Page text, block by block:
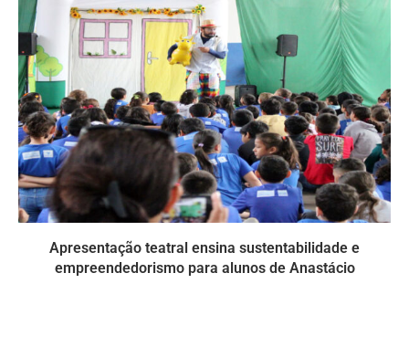
Apresentação teatral ensina sustentabilidade e
empreendedorismo para alunos de Anastácio